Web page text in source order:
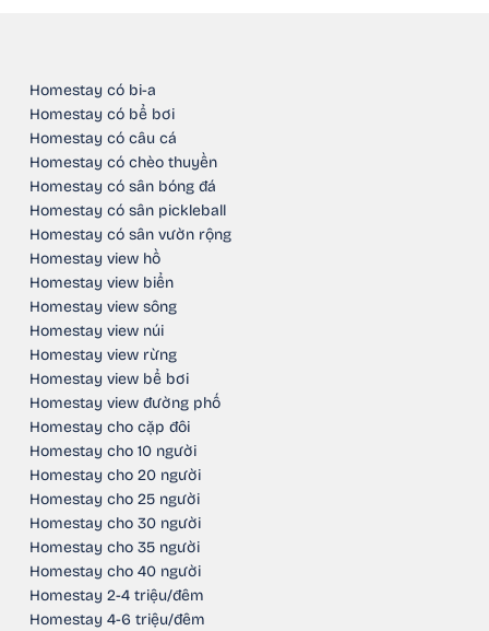
Homestay có bi-a
Homestay có bể bơi
Homestay có câu cá
Homestay có chèo thuyền
Homestay có sân bóng đá
Homestay có sân pickleball
Homestay có sân vườn rộng
Homestay view hồ
Homestay view biển
Homestay view sông
Homestay view núi
Homestay view rừng
Homestay view bể bơi
Homestay view đường phố
Homestay cho cặp đôi
Homestay cho 10 người
Homestay cho 20 người
Homestay cho 25 người
Homestay cho 30 người
Homestay cho 35 người
Homestay cho 40 người
Homestay 2-4 triệu/đêm
Homestay 4-6 triệu/đêm